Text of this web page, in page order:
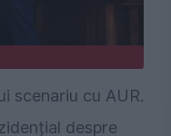
scenariu cu AUR.
despre